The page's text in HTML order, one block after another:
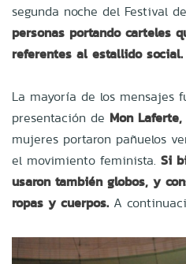
segunda noche del Festival
personas portando carteles
referentes al estallido social.
La mayoría de los mensajes
presentación de Mon Laferte,
mujeres portaron pañuelos
el movimiento feminista. Si
usaron también globos, y
ropas y cuerpos. A